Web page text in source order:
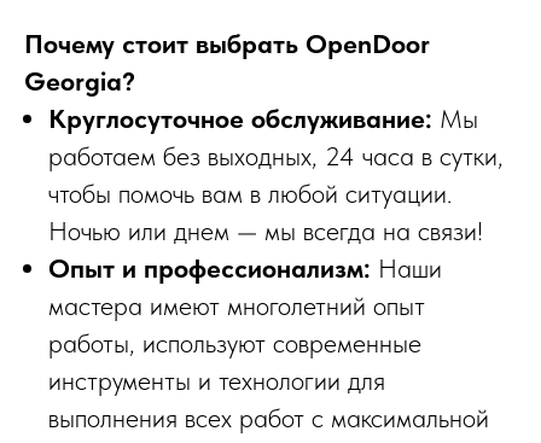
Почему стоит выбрать OpenDoor
Georgia?
Круглосуточное обслуживание: Мы
работаем без выходных, 24 часа в сутки,
чтобы помочь вам в любой ситуации.
Ночью или днем — мы всегда на связи!
Опыт и профессионализм: Наши
мастера имеют многолетний опыт
работы, используют современные
инструменты и технологии для
выполнения всех работ с максимальной